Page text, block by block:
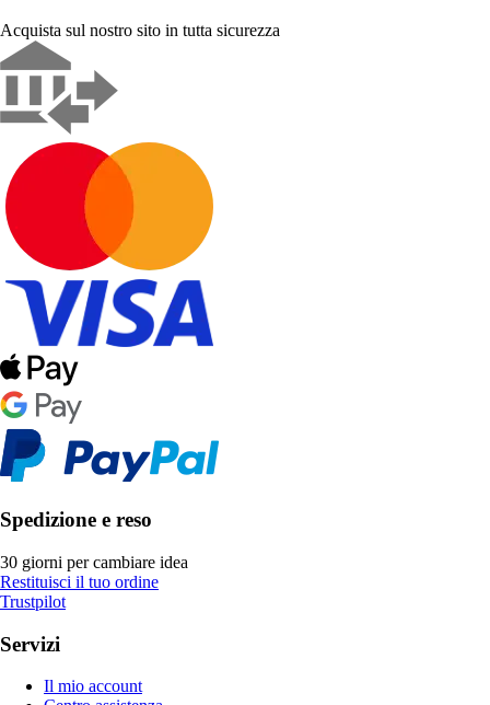
Acquista sul nostro sito in tutta sicurezza
Spedizione e reso
30 giorni per cambiare idea
Restituisci il tuo ordine
Trustpilot
Servizi
Il mio account